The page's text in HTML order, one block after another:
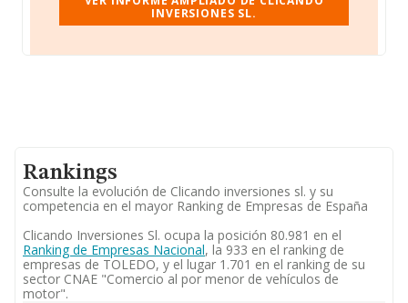
INVERSIONES SL.
Rankings
Consulte la evolución de Clicando inversiones sl. y su
competencia en el mayor Ranking de Empresas de España
Clicando Inversiones Sl. ocupa la posición 80.981 en el
Ranking de Empresas Nacional, la 933 en el ranking de
empresas de TOLEDO, y el lugar 1.701 en el ranking de su
sector CNAE "Comercio al por menor de vehículos de
motor".